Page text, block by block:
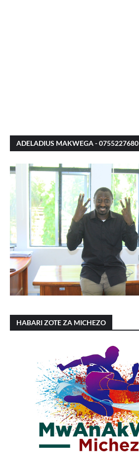
ADELADIUS MAKWEGA - 0755227680
HABARI ZOTE ZA MICHEZO